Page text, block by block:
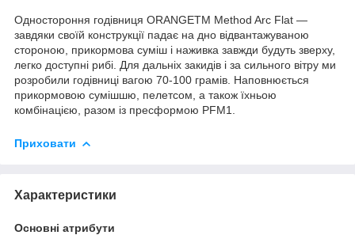
Одностороння годівниця ORANGETM Method Arc Flat —
завдяки своїй конструкції падає на дно відвантажуваною
стороною, прикормова суміш і наживка завжди будуть зверху,
легко доступні рибі. Для дальніх закидів і за сильного вітру ми
розробили годівниці вагою 70-100 грамів. Наповнюється
прикормовою сумішшю, пелетсом, а також їхньою
комбінацією, разом із пресформою PFM1.
Приховати
Характеристики
Основні атрибути